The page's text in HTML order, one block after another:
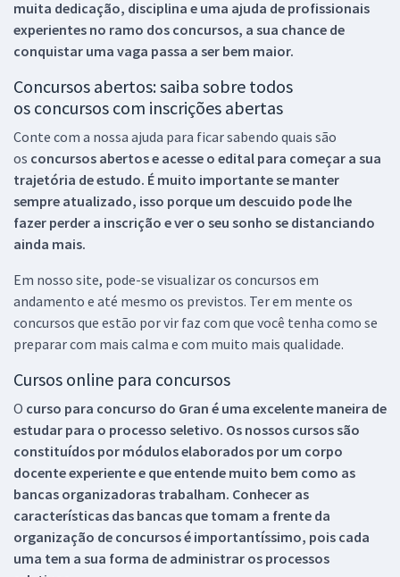
muita dedicação, disciplina e uma ajuda de profissionais
experientes no ramo dos concursos, a sua chance de
conquistar uma vaga passa a ser bem maior.
Concursos abertos: saiba sobre todos
os concursos com inscrições abertas
Conte com a nossa ajuda para ficar sabendo quais são
os concursos abertos e acesse o edital para começar a sua
trajetória de estudo. É muito importante se manter
sempre atualizado, isso porque um descuido pode lhe
fazer perder a inscrição e ver o seu sonho se distanciando
ainda mais.
Em nosso site, pode-se visualizar os concursos em
andamento e até mesmo os previstos. Ter em mente os
concursos que estão por vir faz com que você tenha como se
preparar com mais calma e com muito mais qualidade.
Cursos online para concursos
O curso para concurso do Gran é uma excelente maneira de
estudar para o processo seletivo. Os nossos cursos são
constituídos por módulos elaborados por um corpo
docente experiente e que entende muito bem como as
bancas organizadoras trabalham. Conhecer as
características das bancas que tomam a frente da
organização de concursos é importantíssimo, pois cada
uma tem a sua forma de administrar os processos